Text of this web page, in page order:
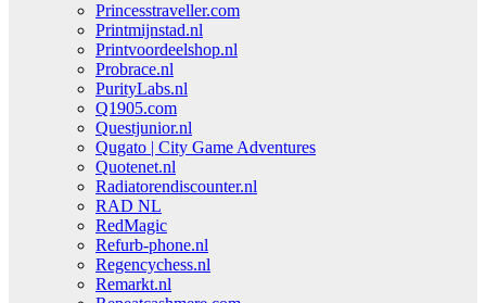
Princesstraveller.com
Printmijnstad.nl
Printvoordeelshop.nl
Probrace.nl
PurityLabs.nl
Q1905.com
Questjunior.nl
Qugato | City Game Adventures
Quotenet.nl
Radiatorendiscounter.nl
RAD NL
RedMagic
Refurb-phone.nl
Regencychess.nl
Remarkt.nl